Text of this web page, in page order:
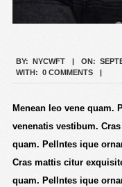
2017-
09-
BY: NYCWFT ON:
WITH: 0 COMMENTS
Menean leo vene quam.
venenatis vestibum.
quam. Pellntes ique
Cras mattis citur
quam. Pellntes ique